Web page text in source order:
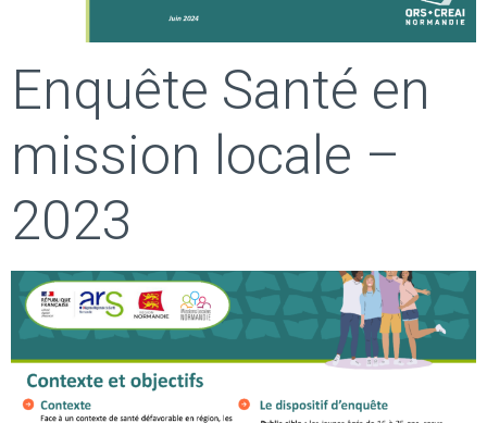
Enquête Santé en
mission locale –
2023